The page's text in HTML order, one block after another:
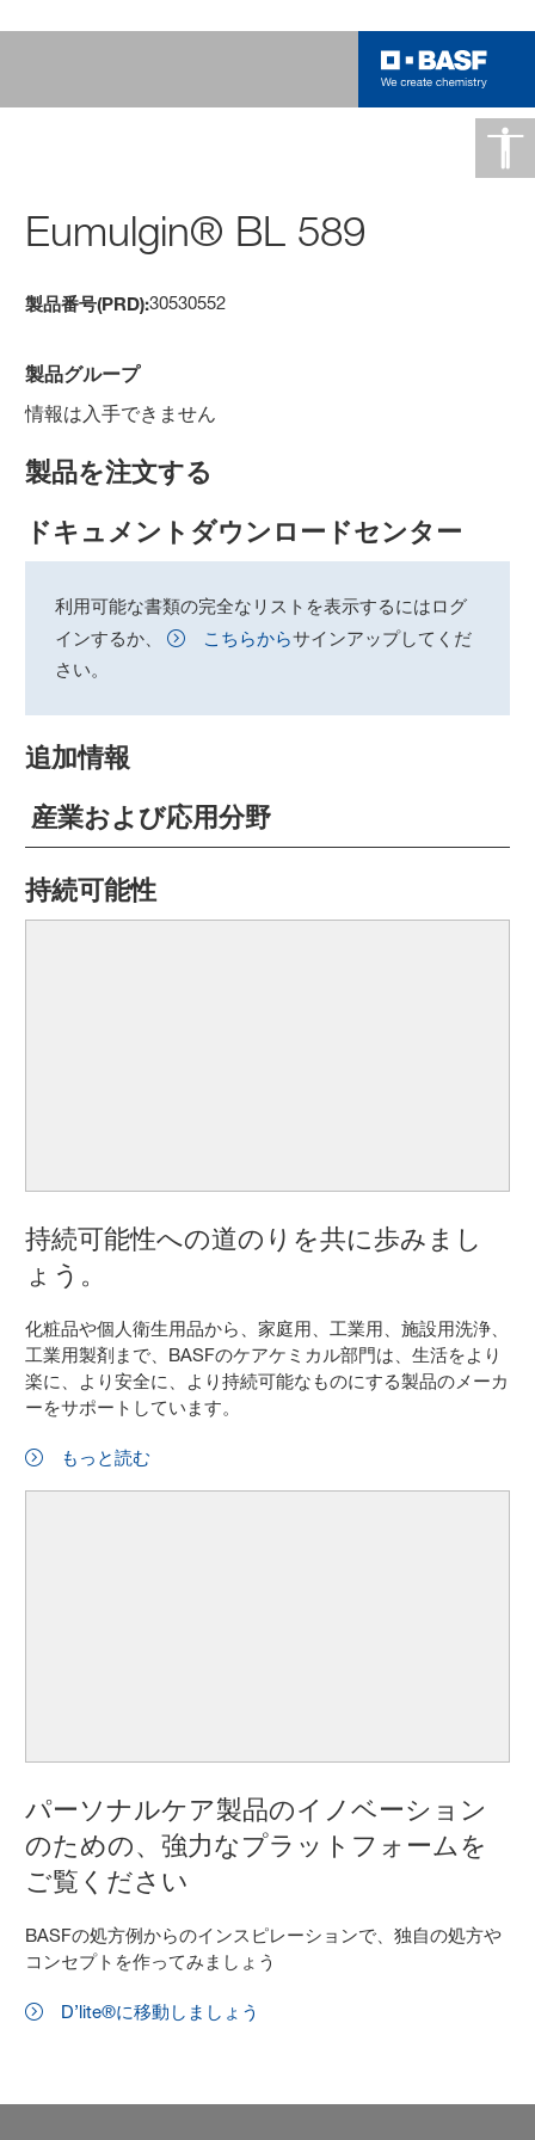
Eumulgin® BL 589
製品番号(PRD):30530552
製品グループ
情報は入手できません
製品を注文する
ドキュメントダウンロードセンター
利用可能な書類の完全なリストを表示するにはログ
インするか、
こちらからサインアップしてくだ
さい。
追加情報
産業および応用分野
持続可能性
持続可能性への道のりを共に歩みまし
ょう。
化粧品や個人衛生用品から、家庭用、工業用、施設用洗浄、
工業用製剤まで、BASFのケアケミカル部門は、生活をより
楽に、より安全に、より持続可能なものにする製品のメーカ
ーをサポートしています。
もっと読む
パーソナルケア製品のイノベーション
のための、強力なプラットフォームを
ご覧ください
BASFの処方例からのインスピレーションで、独自の処方や
コンセプトを作ってみましょう
D’lite®に移動しましょう